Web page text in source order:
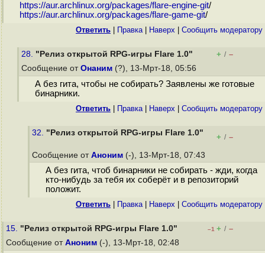
https://aur.archlinux.org/packages/flare-engine-git/
https://aur.archlinux.org/packages/flare-game-git/
Ответить Правка| Наверх Cообщить модератору
28. "Релиз открытой RPG-игры Flare 1.0" + / –
Сообщение от Онаним (?), 13-Мрт-18, 05:56
А без гита, чтобы не собирать? Заявлены же готовые
бинарники.
Ответить Правка| Наверх Cообщить модератору
32. "Релиз открытой RPG-игры Flare 1.0" + / –
Сообщение от Аноним (-), 13-Мрт-18, 07:43
А без гита, чтоб бинарники не собирать - жди, когда
кто-нибудь за тебя их соберёт и в репозиторий
положит.
Ответить Правка| Наверх Cообщить модератору
15. "Релиз открытой RPG-игры Flare 1.0" –1 + / –
Сообщение от Аноним (-), 13-Мрт-18, 02:48